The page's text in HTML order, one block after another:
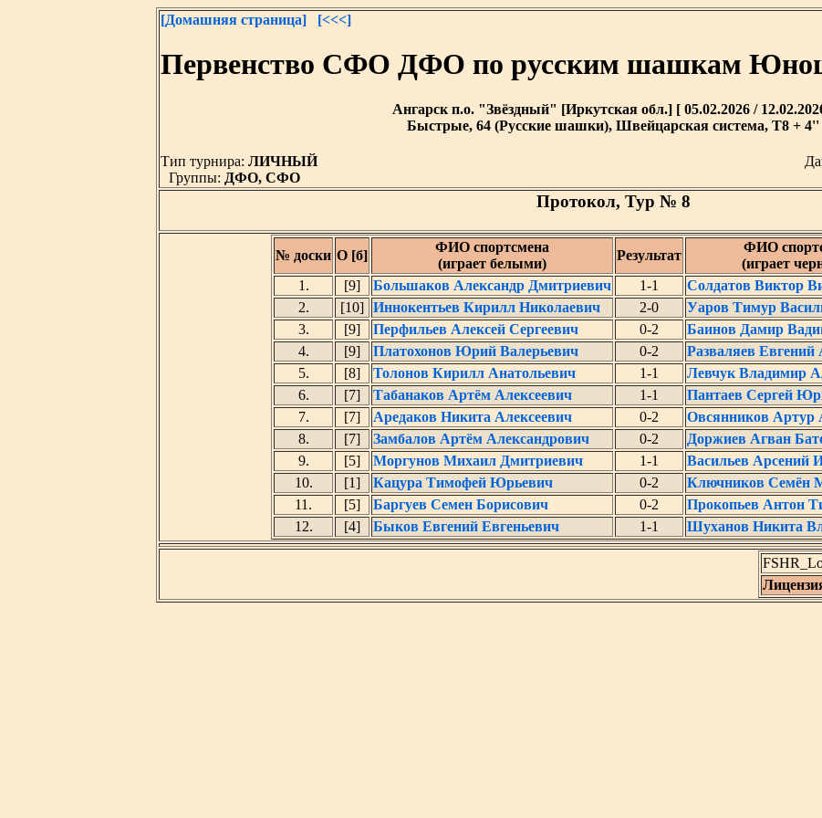
[Домашняя страница] [<<<]
Первенство СФО ДФО по русским шашкам
Ангарск п.о. "Звёздный" [Иркутская обл.] [ 05.02.2026 /
Быстрые, 64 (Русские шашки), Швейцарская система, T8 + 4''
Тип турнира: ЛИЧНЫЙ
Группы: ДФО, СФО
Протокол, Тур № 8
№ доски О [б]
ФИО спортсмена
(играет белыми)
Результат
ФИО
(играет
1.
[9] Большаков Александр Дмитриевич 1-1 Солдатов Виктор
2.
[10] Иннокентьев Кирилл Николаевич 2-0 Уаров Тимур
3.
[9] Перфильев Алексей Сергеевич 0-2 Баинов Дамир
4.
[9] Платохонов Юрий Валерьевич 0-2 Разваляев Евгений
5.
[8] Толонов Кирилл Анатольевич 1-1 Левчук Владимир
6.
[7] Табанаков Артём Алексеевич 1-1 Пантаев Сергей
7.
[7] Аредаков Никита Алексеевич 0-2 Овсянников Артур
8.
[7] Замбалов Артём Александрович 0-2 Доржиев Агван
9.
[5] Моргунов Михаил Дмитриевич 1-1 Васильев Арсений
10.
[1] Кацура Тимофей Юрьевич 0-2 Ключников Семён
11.
[5] Баргуев Семен Борисович 0-2 Прокопьев Антон
12.
[4] Быков Евгений Евгеньевич 1-1 Шуханов Никита